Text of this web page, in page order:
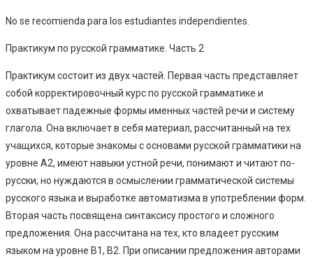
No se recomienda para los estudiantes independientes.
Практикум по русской грамматике. Часть 2
Практикум состоит из двух частей. Первая часть представляет
собой корректировочный курс по русской грамматике и
охватывает падежные формы именных частей речи и систему
глагола. Она включает в себя материал, рассчитанный на тех
учащихся, которые знакомы с основами русской грамматики на
уровне А2, имеют навыки устной речи, понимают и читают по-
русски, но нуждаются в осмыслении грамматической системы
русского языка и выработке автоматизма в употреблении форм.
Вторая часть посвящена синтаксису простого и сложного
предложения. Она рассчитана на тех, кто владеет русским
языком на уровне В1, В2. При описании предложения авторами